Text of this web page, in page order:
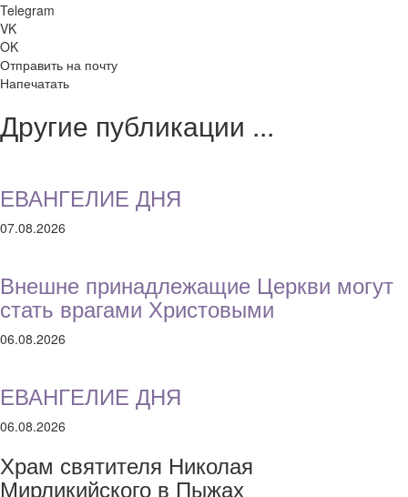
Telegram
VK
OK
Отправить на почту
Напечатать
Другие публикации ...
ЕВАНГЕЛИЕ ДНЯ
07.08.2026
Внешне принадлежащие Церкви могут
стать врагами Христовыми
06.08.2026
ЕВАНГЕЛИЕ ДНЯ
06.08.2026
Храм святителя Николая
Мирликийского в Пыжах